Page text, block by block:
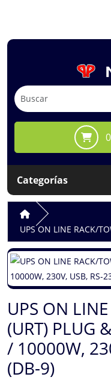
Categorías
UPS ON LINE RACK/
UPS ON
(URT) PLUG
/ 10000W,
(DB-9)